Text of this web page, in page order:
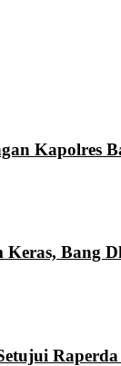
Kapolres
Bang